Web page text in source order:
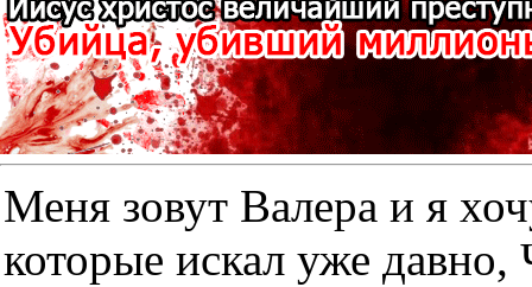
Меня зовут Валера и я
которые искал уже